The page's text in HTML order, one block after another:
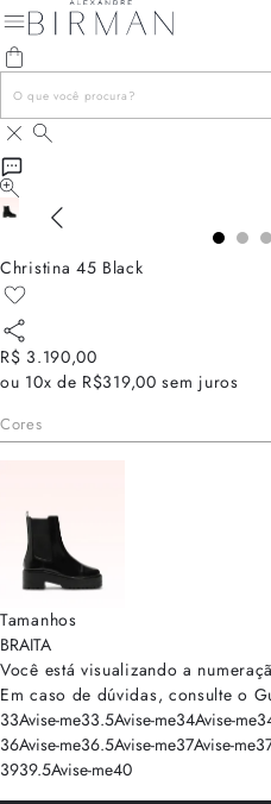
Christina 45 Black
R$ 3.190,00
ou 10x de R$319,00 sem juros
Cores
Tamanhos
BRAITA
Você está visualizando a
Em caso de dúvidas, consulte o
33Avise-me33.5Avise-me34Avise-me
36Avise-me36.5Avise-me37Avise-me
3939.5Avise-me40